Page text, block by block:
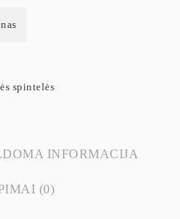
spintelės
INFORMACIJA
(0)